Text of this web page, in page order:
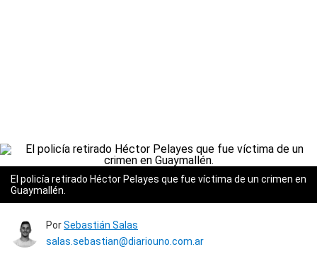
El policía retirado Héctor Pelayes que fue víctima de un crimen en
Guaymallén.
PorSebastián Salas
salas.sebastian@diariouno.com.ar